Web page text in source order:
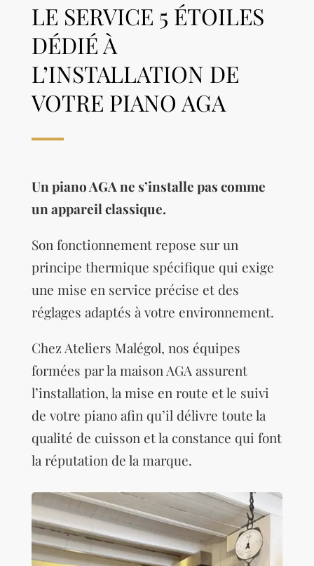
LE SERVICE 5 ÉTOILES
DÉDIÉ À
L’INSTALLATION DE
VOTRE PIANO AGA
Un piano AGA ne s’installe pas comme
un appareil classique.
Son fonctionnement repose sur un
principe thermique spécifique qui exige
une mise en service précise et des
réglages adaptés à votre environnement.
Chez Ateliers Malégol, nos équipes
formées par la maison AGA assurent
l’installation, la mise en route et le suivi
de votre piano afin qu’il délivre toute la
qualité de cuisson et la constance qui font
la réputation de la marque.